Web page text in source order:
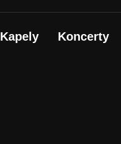
Kapely Koncerty